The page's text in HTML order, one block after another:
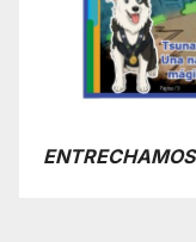
ENTRECHAMOS